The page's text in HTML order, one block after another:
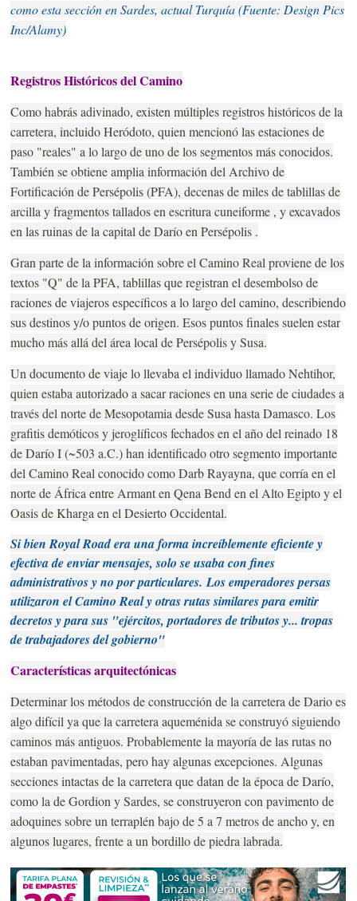
como esta sección en Sardes, actual Turquía (Fuente: Design Pics
Inc/Alamy)
Registros Históricos del Camino
Como habrás adivinado, existen múltiples registros históricos de la
carretera, incluido Heródoto, quien mencionó las estaciones de
paso "reales" a lo largo de uno de los segmentos más conocidos.
También se obtiene amplia información del Archivo de
Fortificación de Persépolis (PFA), decenas de miles de tablillas de
arcilla y fragmentos tallados en escritura cuneiforme , y excavados
en las ruinas de la capital de Darío en Persépolis .
Gran parte de la información sobre el Camino Real proviene de los
textos "Q" de la PFA, tablillas que registran el desembolso de
raciones de viajeros específicos a lo largo del camino, describiendo
sus destinos y/o puntos de origen. Esos puntos finales suelen estar
mucho más allá del área local de Persépolis y Susa.
Un documento de viaje lo llevaba el individuo llamado Nehtihor,
quien estaba autorizado a sacar raciones en una serie de ciudades a
través del norte de Mesopotamia desde Susa hasta Damasco. Los
grafitis demóticos y jeroglíficos fechados en el año del reinado 18
de Darío I (~503 a.C.) han identificado otro segmento importante
del Camino Real conocido como Darb Rayayna, que corría en el
norte de África entre Armant en Qena Bend en el Alto Egipto y el
Oasis de Kharga en el Desierto Occidental.
Si bien Royal Road era una forma increíblemente eficiente y
efectiva de enviar mensajes, solo se usaba con fines
administrativos y no por particulares.Los emperadores persas
utilizaron el Camino Real y otras rutas similares para emitir
decretos y para sus "ejércitos, portadores de tributos y... tropas
de trabajadores del gobierno"
Características arquitectónicas
Determinar los métodos de construcción de la carretera de Dario es
algo difícil ya que la carretera aqueménida se construyó siguiendo
caminos más antiguos. Probablemente la mayoría de las rutas no
estaban pavimentadas, pero hay algunas excepciones. Algunas
secciones intactas de la carretera que datan de la época de Darío,
como la de Gordion y Sardes, se construyeron con pavimento de
adoquines sobre un terraplén bajo de 5 a 7 metros de ancho y, en
algunos lugares, frente a un bordillo de piedra labrada.